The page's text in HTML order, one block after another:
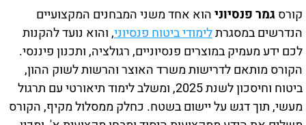
קורס גמר פנסיוניהוא אחד משני המבחנים המקצועיים
הנדרשים במסגרתלימודי ביטוח פנסיוני, והוא נועד להקנות
לכם ידע מעמיק במוצרים פנסיוניים, רגולציה, ותכנון פיננסי.
הקורס מותאם לדרישות משרד האוצר והרשות לשוק ההון,
ביטוח וחיסכון לשנת 2025, ומשלב לימוד תיאורטי עם תרגול
מעשי, תוך דגש על יישום בשטח. כחלק ממסלול מקיף, הקורס